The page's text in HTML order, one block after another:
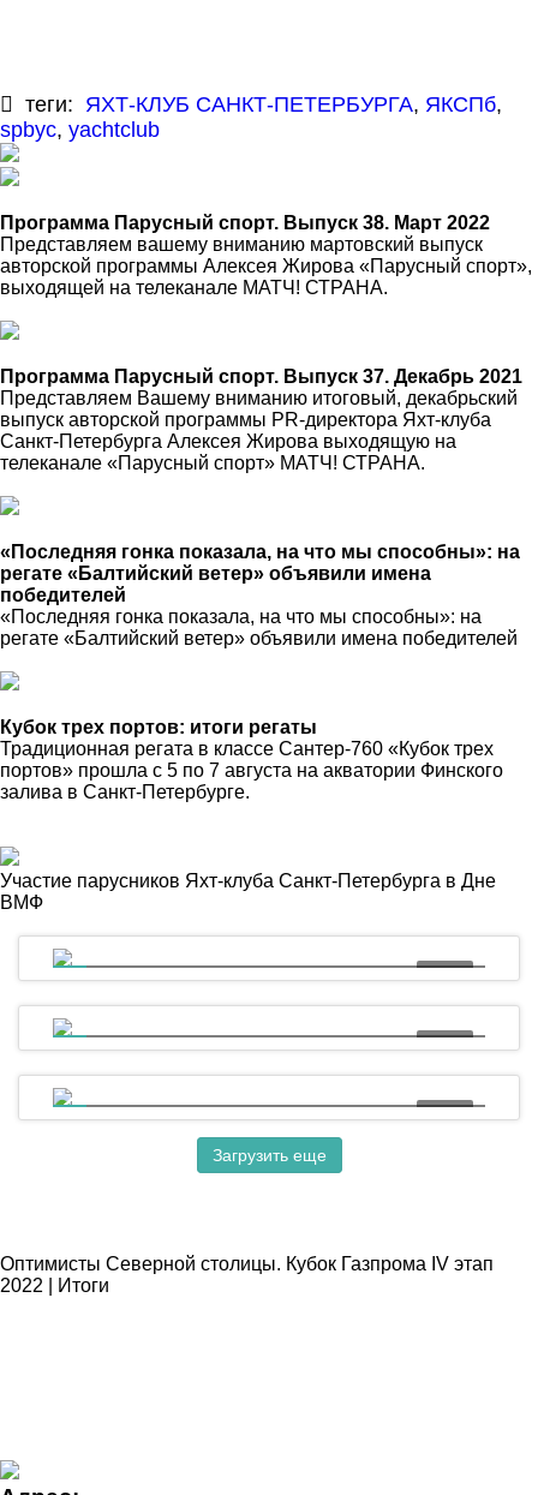
теги: ЯХТ-КЛУБ САНКТ-ПЕТЕРБУРГА, ЯКСПб,
spbyc, yachtclub
Программа Парусный спорт. Выпуск 38. Март 2022
Представляем вашему вниманию мартовский выпуск
авторской программы Алексея Жирова «Парусный спорт»,
выходящей на телеканале МАТЧ! СТРАНА.
Программа Парусный спорт. Выпуск 37. Декабрь 2021
Представляем Вашему вниманию итоговый, декабрьский
выпуск авторской программы PR-директора Яхт-клуба
Санкт-Петербурга Алексея Жирова выходящую на
телеканале «Парусный спорт» МАТЧ! СТРАНА.
«Последняя гонка показала, на что мы способны»: на
регате «Балтийский ветер» объявили имена
победителей
«Последняя гонка показала, на что мы способны»: на
регате «Балтийский ветер» объявили имена победителей
Кубок трех портов: итоги регаты
Традиционная регата в классе Сантер-760 «Кубок трех
портов» прошла с 5 по 7 августа на акватории Финского
залива в Санкт-Петербурге.
Участие парусников Яхт-клуба Санкт-Петербурга в Дне
ВМФ
5 лет назад был заложен линейный корабль
OptiOrange19. К старту готовы!
OptiOrange19. Первый гоночный день
Загрузить еще
Оптимисты Северной столицы. Кубок Газпрома IV этап
2022 | Итоги